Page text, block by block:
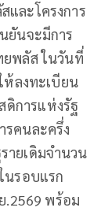
และโครงการ
ยันจะมีการ
ยพลัส ในวันที่
ห้ลงทะเบียน
การแห่งรัฐ
รคนละครึ่ง
ยเดิมจำนวน
นรอบแรก
.2569 พร้อม